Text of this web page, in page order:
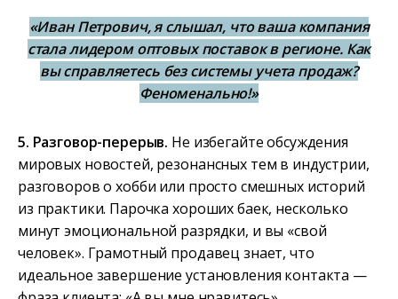
«Иван Петрович, я слышал, что ваша компания
стала лидером оптовых поставок в регионе. Как
вы справляетесь без системы учета продаж?
Феноменально!»
5. Разговор-перерыв. Не избегайте обсуждения
мировых новостей, резонансных тем в индустрии,
разговоров о хобби или просто смешных историй
из практики. Парочка хороших баек, несколько
минут эмоциональной разрядки, и вы «свой
человек». Грамотный продавец знает, что
идеальное завершение установления контакта —